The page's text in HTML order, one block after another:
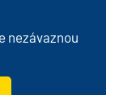
nezávaznou